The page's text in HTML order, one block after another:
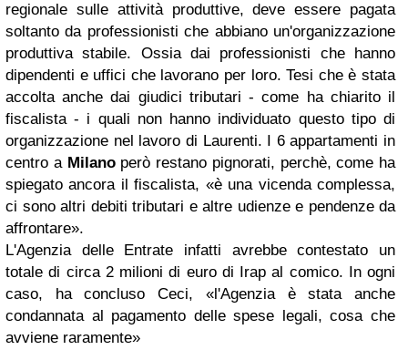
regionale sulle attività produttive, deve essere pagata
soltanto da professionisti che abbiano un'organizzazione
produttiva stabile. Ossia dai professionisti che hanno
dipendenti e uffici che lavorano per loro. Tesi che è stata
accolta anche dai giudici tributari - come ha chiarito il
fiscalista - i quali non hanno individuato questo tipo di
organizzazione nel lavoro di Laurenti. I 6 appartamenti in
centro a Milanoperò restano pignorati, perchè, come ha
spiegato ancora il fiscalista, «è una vicenda complessa,
ci sono altri debiti tributari e altre udienze e pendenze da
affrontare».
L'Agenzia delle Entrate infatti avrebbe contestato un
totale di circa 2 milioni di euro di Irap al comico. In ogni
caso, ha concluso Ceci, «l'Agenzia è stata anche
condannata al pagamento delle spese legali, cosa che
avviene raramente»